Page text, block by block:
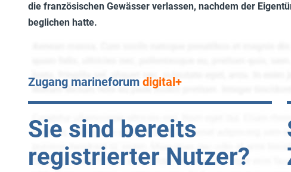
die französischen Gewässer verlassen, nachdem der
beglichen hatte.
Zugang marineforum digital+
Sie sind bereits
registrierter Nutzer?